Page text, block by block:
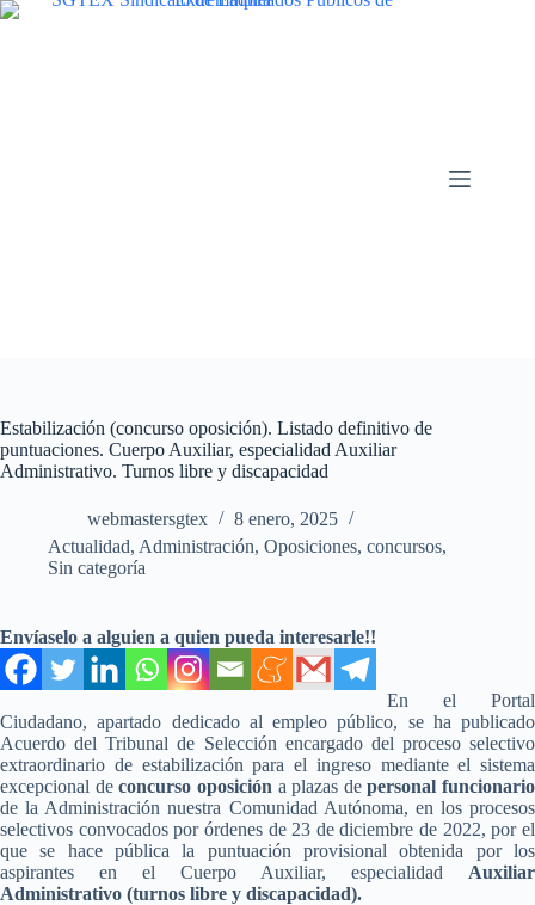
Saltar
Estabilización (concurso oposición). Listado definitivo de
puntuaciones. Cuerpo Auxiliar, especialidad Auxiliar
Administrativo. Turnos libre y discapacidad
webmastersgtex
8 enero, 2025
Actualidad, Administración, Oposiciones, concursos,
Sin categoría
Envíaselo a alguien a quien pueda interesarle!!
En el Portal
Ciudadano, apartado dedicado al empleo público, se ha publicado
Acuerdo del Tribunal de Selección encargado del proceso selectivo
extraordinario de estabilización para el ingreso mediante el sistema
excepcional deconcurso oposición a plazas depersonal funcionario
de la Administración nuestra Comunidad Autónoma, en los procesos
selectivos convocados por órdenes de 23 de diciembre de 2022, por el
que se hace pública la puntuación provisional obtenida por los
aspirantes en el Cuerpo Auxiliar, especialidad Auxiliar
Administrativo (turnos libre y discapacidad).